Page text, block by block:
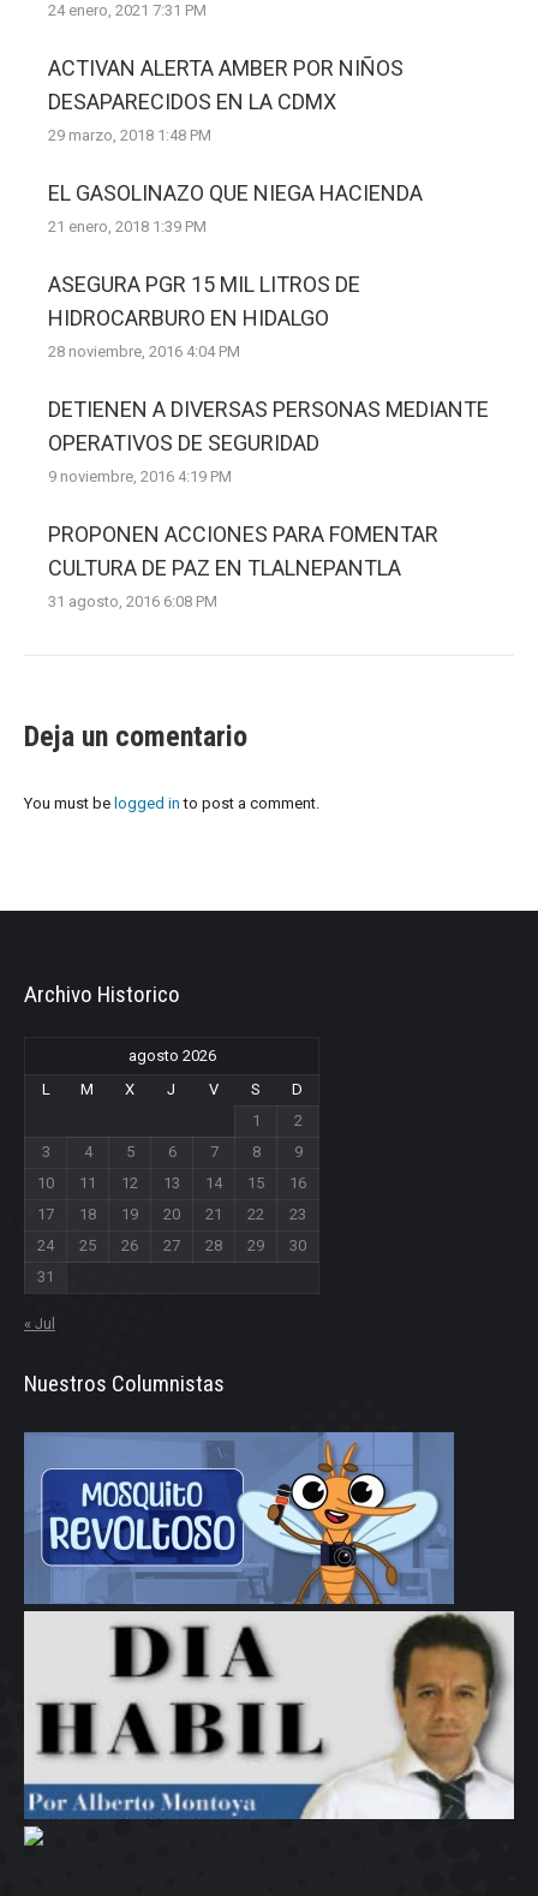
24 enero, 2021 7:31 PM
ACTIVAN ALERTA AMBER POR NIÑOS
DESAPARECIDOS EN LA CDMX
29 marzo, 2018 1:48 PM
EL GASOLINAZO QUE NIEGA HACIENDA
21 enero, 2018 1:39 PM
ASEGURA PGR 15 MIL LITROS DE
HIDROCARBURO EN HIDALGO
28 noviembre, 2016 4:04 PM
DETIENEN A DIVERSAS PERSONAS MEDIANTE
OPERATIVOS DE SEGURIDAD
9 noviembre, 2016 4:19 PM
PROPONEN ACCIONES PARA FOMENTAR
CULTURA DE PAZ EN TLALNEPANTLA
31 agosto, 2016 6:08 PM
Deja un comentario
You must be logged in to post a comment.
Archivo Historico
agosto 2026
L
M X J V S
D
1
2
3
4 5 6 7 8
9
10
11 12 13 14 15
16
17
18 19 20 21 22
23
24
25 26 27 28 29
30
31
« Jul
Nuestros Columnistas